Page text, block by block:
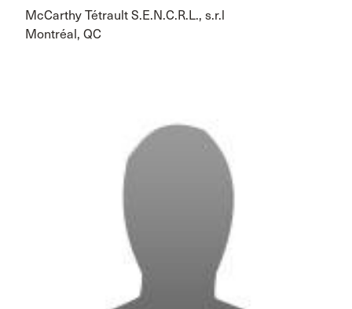
McCarthy Tétrault S.E.N.C.R.L., s.r.l
Montréal, QC